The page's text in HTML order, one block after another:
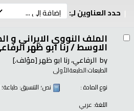
حدد العناوين لـِ:
الملف النووي الايراني و
الاوسط /رنا ابو ظهر
by الرفاعي، رنا ابو ظهر[مؤلف.]
الطبعات:الطبعةالأولى
نوع المادة :
نص؛ التنسيق: طباعة
اللغة: عربي